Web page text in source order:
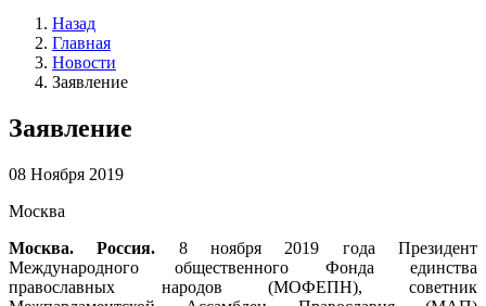
Назад
Главная
Новости
Заявление
Заявление
08 Ноября 2019
Москва
Москва. Россия. 8 ноября 2019 года Президент
Международного общественного Фонда единства
православных народов (МОФЕПН), советник